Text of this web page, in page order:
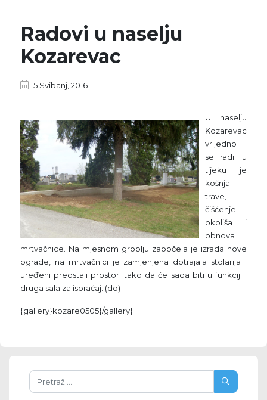
Radovi u naselju
Kozarevac
5 Svibanj, 2016
U naselju
Kozarevac
vrijedno
se radi: u
tijeku je
košnja
trave,
čišćenje
okoliša i
obnova
mrtvačnice. Na mjesnom groblju započela je izrada nove
ograde, na mrtvačnici je zamjenjena dotrajala stolarija i
uređeni preostali prostori tako da će sada biti u funkciji i
druga sala za ispraćaj. (dd)
{gallery}kozare0505{/gallery}